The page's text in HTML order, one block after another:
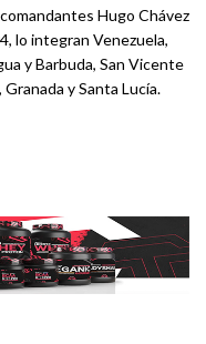
Hugo Chávez
lo integran Venezuela,
y Barbuda, San Vicente
y Santa Lucía.